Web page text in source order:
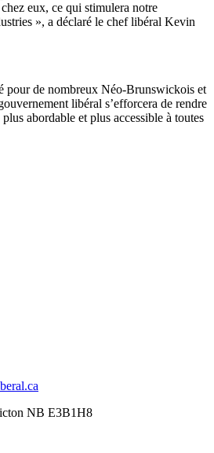
eux, ce qui stimulera notre
», a déclaré le chef libéral Kevin
pour de nombreux Néo-Brunswickois et
libéral s’efforcera de rendre
abordable et plus accessible à toutes
NB E3B1H8